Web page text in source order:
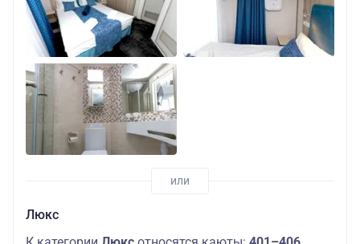
Люкс